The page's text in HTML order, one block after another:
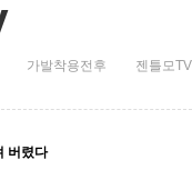
가발착용전후 젠틀모TV
버렸다